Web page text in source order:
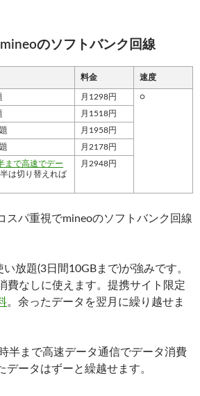
のソフトバンク回線
料金 速度
月1298円
○
月1518円
月1958円
月2178円
まで高速でデー
は切り替えれば
月2948円
スパ重視でmineoのソフトバンク回線
放題(3日間10GBまで)が強みです。
費なしに使えます。提携サイト限定
。余ったデータを翌月に繰り越せま
半まで高速データ通信でデータ消費
データはずーと繰越せます。